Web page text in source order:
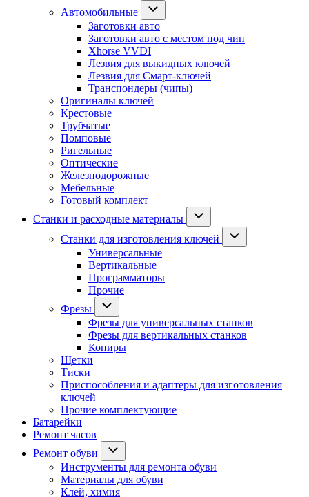
Автомобильные
Заготовки авто
Заготовки авто с местом под чип
Xhorse VVDI
Лезвия для выкидных ключей
Лезвия для Смарт-ключей
Транспондеры (чипы)
Оригиналы ключей
Крестовые
Трубчатые
Помповые
Ригельные
Оптические
Железнодорожные
Мебельные
Готовый комплект
Станки и расходные материалы
Станки для изготовления ключей
Универсальные
Вертикальные
Программаторы
Прочие
Фрезы
Фрезы для универсальных станков
Фрезы для вертикальных станков
Копиры
Щетки
Тиски
Приспособления и адаптеры для изготовления
ключей
Прочие комплектующие
Батарейки
Ремонт часов
Ремонт обуви
Инструменты для ремонта обуви
Материалы для обуви
Клей, химия